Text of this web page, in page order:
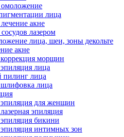
омоложение
лица
акне
лазером
лица, шеи, зоны декольте
акне
коррекция морщин
лица
пилинг лица
шлифовка лица
эпиляция для женщин
эпиляция
бикини
эпиляция интимных зон